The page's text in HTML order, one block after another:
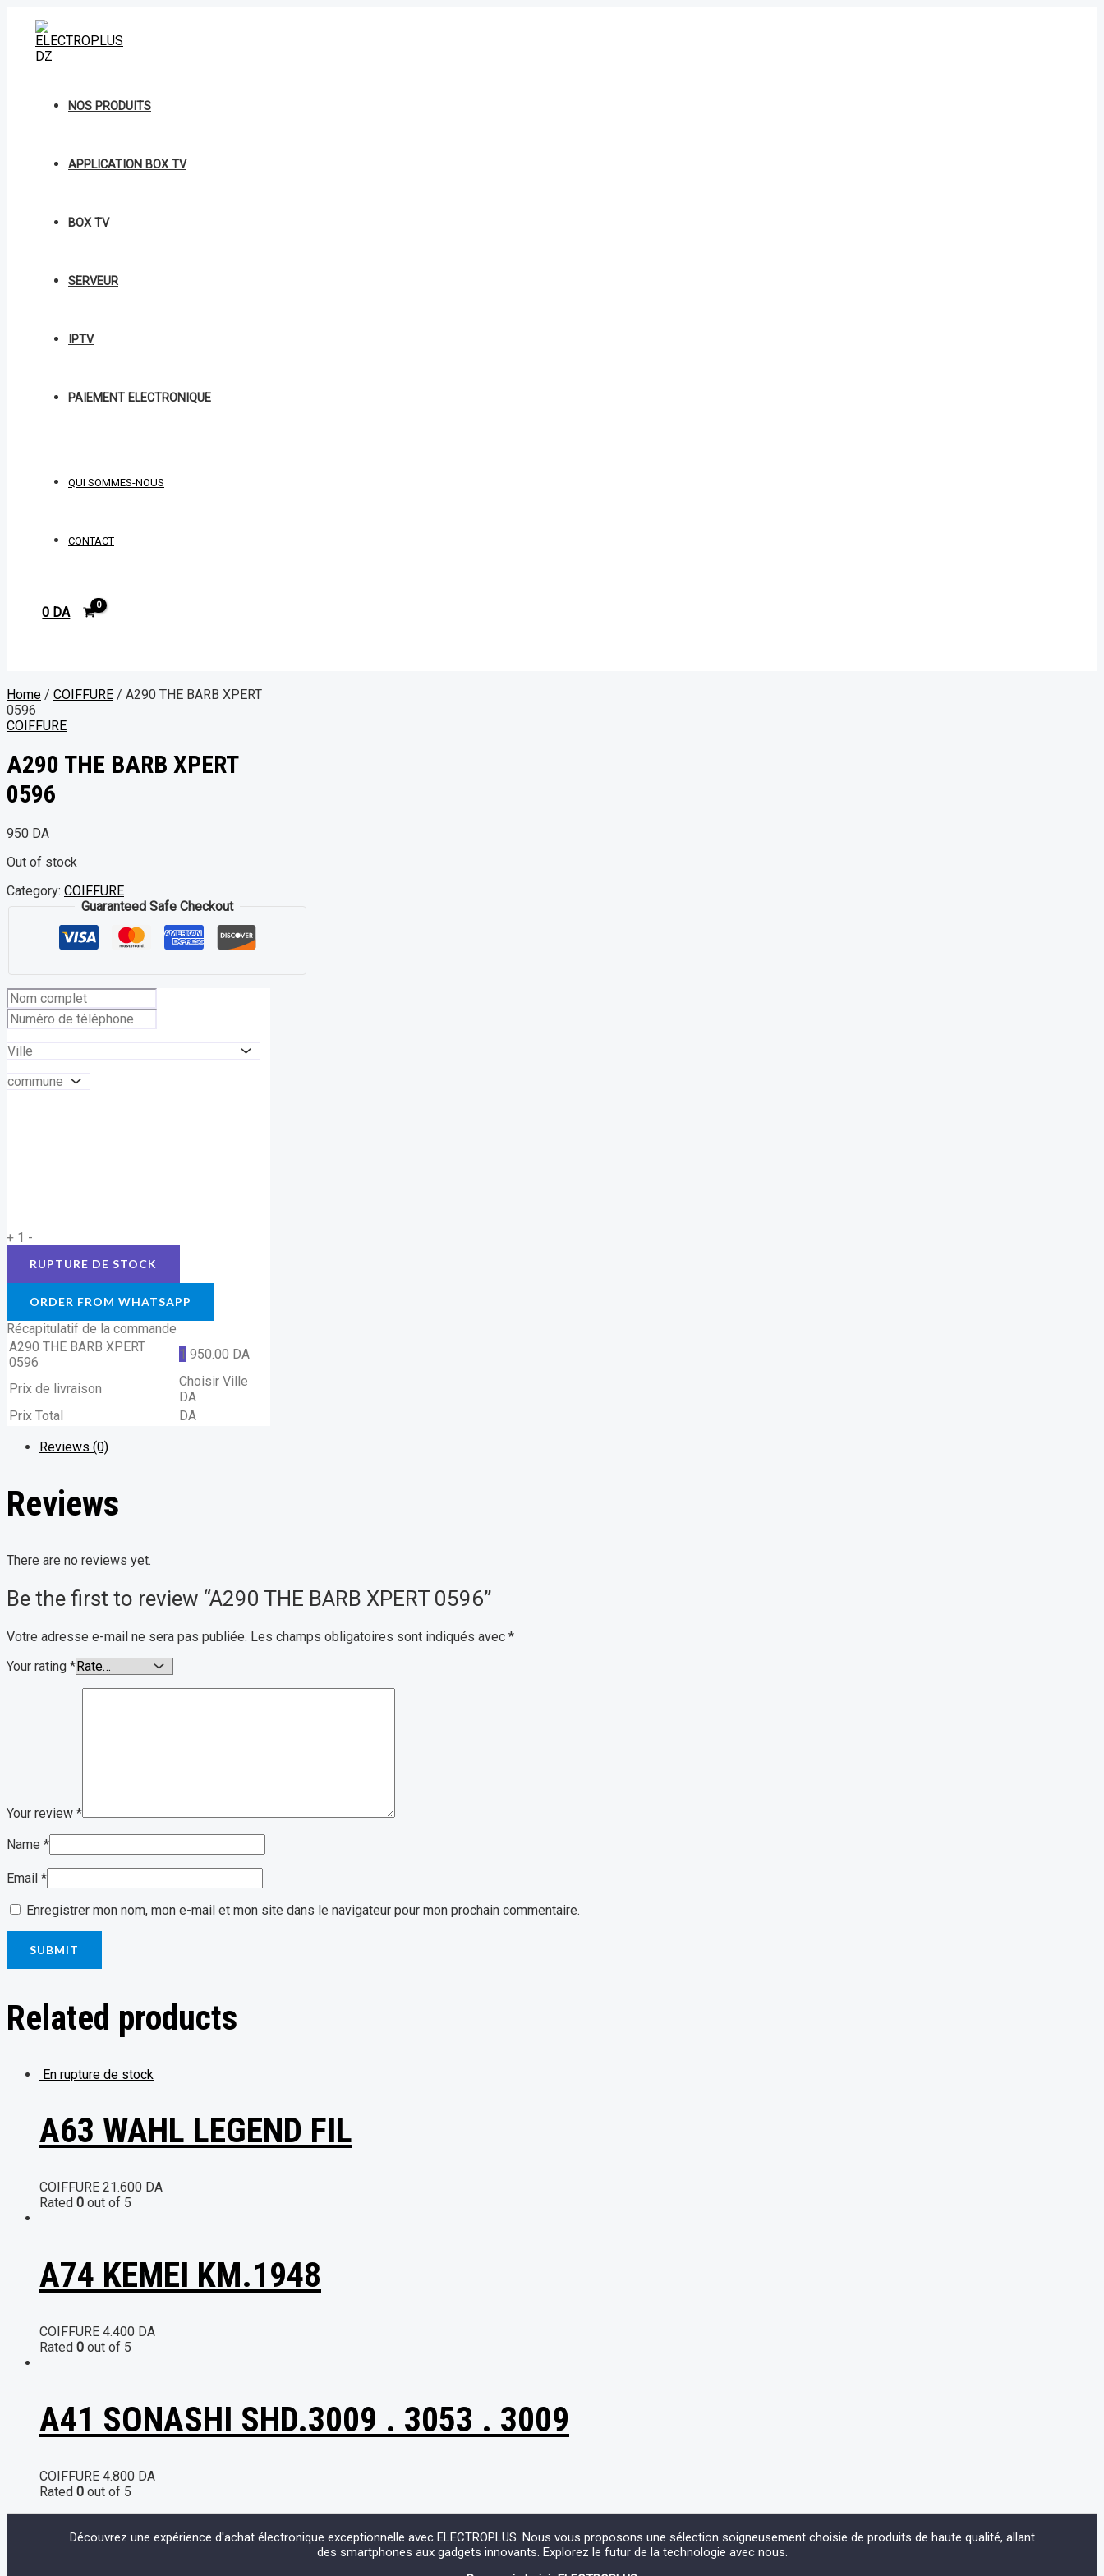
contenu
NOS PRODUITS
APPLICATION BOX TV
BOX TV
SERVEUR
IPTV
PAIEMENT ELECTRONIQUE
QUI SOMMES-NOUS
CONTACT
0 DA
Home / COIFFURE / A290 THE BARB XPERT
0596
COIFFURE
A290 THE BARB XPERT
0596
950 DA
Out of stock
Category: COIFFURE
Guaranteed Safe Checkout
+ 1 -
ORDER FROM WHATSAPP
Récapitulatif de la commande
A290 THE BARB XPERT
0596
1 950.00 DA
Prix de livraison
Choisir Ville
DA
Prix Total
DA
Reviews (0)
Reviews
There are no reviews yet.
Be the first to review “A290 THE BARB XPERT 0596”
Votre adresse e-mail ne sera pas publiée. Les champs obligatoires sont indiqués avec *
Your rating *
Your review *
Name *
Email *
Enregistrer mon nom, mon e-mail et mon site dans le navigateur pour mon prochain commentaire.
Related products
En rupture de stock
A63 WAHL LEGEND FIL
COIFFURE 21.600 DA
Rated 0 out of 5
A74 KEMEI KM.1948
COIFFURE 4.400 DA
Rated 0 out of 5
A41 SONASHI SHD.3009 . 3053 . 3009
COIFFURE 4.800 DA
Rated 0 out of 5
Découvrez une expérience d'achat électronique exceptionnelle avec ELECTROPLUS. Nous vous proposons une sélection soigneusement choisie de produits de haute qualité, allant
des smartphones aux gadgets innovants. Explorez le futur de la technologie avec nous.